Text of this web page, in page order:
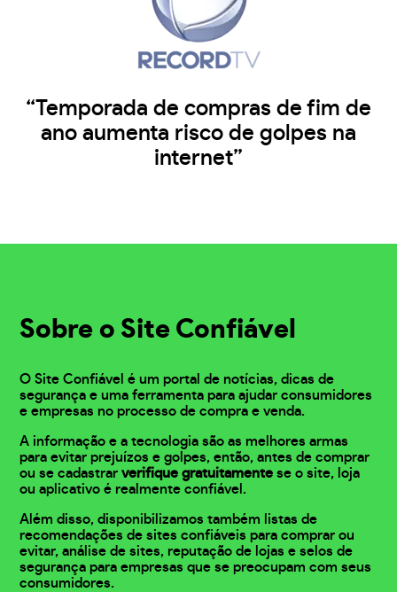
“Temporada de compras de fim de
ano aumenta risco de golpes na
internet”
Sobre o Site Confiável
O Site Confiável é um portal de notícias, dicas de
segurança e uma ferramenta para ajudar consumidores
e empresas no processo de compra e venda.
A informação e a tecnologia são as melhores armas
para evitar prejuízos e golpes, então, antes de comprar
ou se cadastrarverifique gratuitamente se o site, loja
ou aplicativo é realmente confiável.
Além disso, disponibilizamos também listas de
recomendações de sites confiáveis para comprar ou
evitar, análise de sites, reputação de lojas e selos de
segurança para empresas que se preocupam com seus
consumidores.